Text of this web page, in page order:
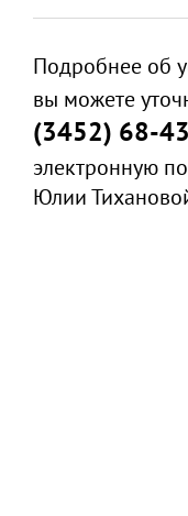
Подробнее об
вы можете
(3452) 68-
электронную
Юлии